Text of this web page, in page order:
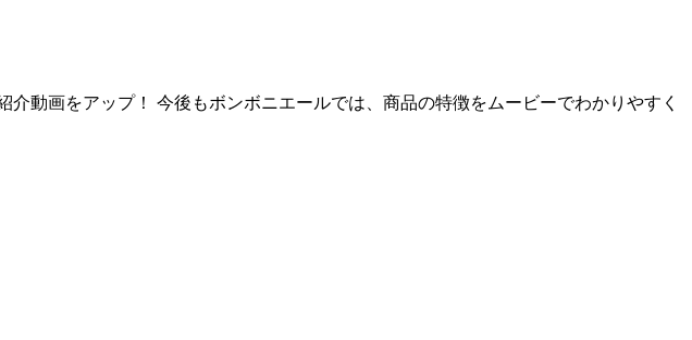
動画をアップ！ 今後もボンボニエールでは、商品の特徴をムービーでわかりやすく